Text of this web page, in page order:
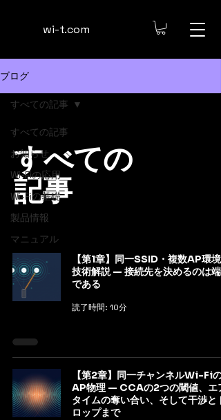
​wi-t.com
ブログ
すべての記事
お知らせ
Wi-Fiの応用
Wi-Fiの基礎
製品情報
マニュアル
すべての記事
すべての
記事
【第1章】同一SSID・複数AP環境
技術解説 — 接続先を決めるのは端
である
読了時間: 10分
【第2章】同一チャンネルWi-Fiの
AP物理 — CCAの2つの閾値、エア
タイムの奪い合い、そして干渉とド
ロップまで